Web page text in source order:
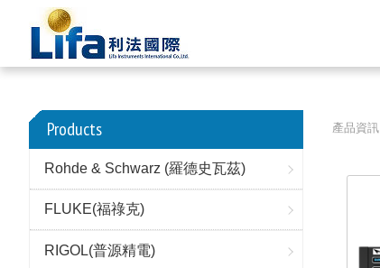
Products
Rohde & Schwarz (羅德史瓦茲)
FLUKE(福祿克)
RIGOL(普源精電)
產品資